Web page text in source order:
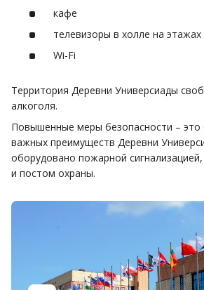
кафе
телевизоры в холле на этажах
Wi-Fi
Территория Деревни Универсиады
алкоголя.
Повышенные меры безопасности – это
важных преимуществ Деревни
оборудовано пожарной
и постом охраны.